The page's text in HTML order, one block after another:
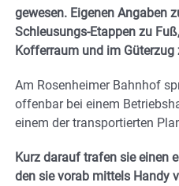
gewesen. Eigenen Angaben
Schleusungs-Etappen zu
Kofferraum und im Güterzug
Am Rosenheimer Bahnhof
offenbar bei einem
einem der transportierten
Kurz darauf trafen sie einen
den sie vorab mittels Handy